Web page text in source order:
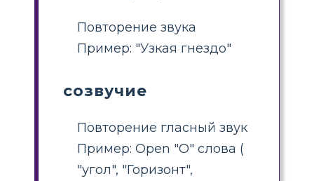
Повторение звука
Пример: "Узкая гнездо"
созвучие
Повторение гласный звук
Пример: Open "O" слова (
"угол", "Горизонт",